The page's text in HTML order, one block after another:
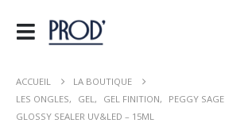
ACCUEIL
LA BOUTIQUE
LES ONGLES, GEL, GEL FINITION,
PEGGY SAGE
GLOSSY SEALER UV&LED – 15ML